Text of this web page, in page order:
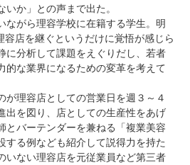
か」との声まで出た。
がら理容学校に在籍する学生。明
店を継ぐというだけに覚悟が感じら
に分析して課題をえぐりだし、若者
的な業界になるための変革を考えて
理容店としての営業日を週３～４
出を図り、店としての生産性をあげ
とバーテンダーを兼ねる「複業美容
する例なども紹介して説得力を持た
いない理容店を元従業員など第三者